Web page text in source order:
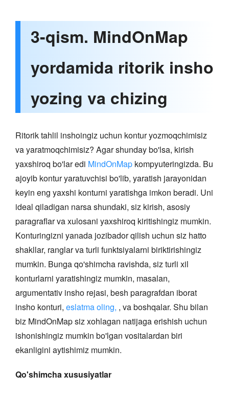
3-qism. MindOnMap
yordamida ritorik insho
yozing va chizing
Ritorik tahlil inshoingiz uchun kontur yozmoqchimisiz
va yaratmoqchimisiz? Agar shunday bo'lsa, kirish
yaxshiroq bo'lar edi MindOnMap kompyuteringizda. Bu
ajoyib kontur yaratuvchisi bo'lib, yaratish jarayonidan
keyin eng yaxshi konturni yaratishga imkon beradi. Uni
ideal qiladigan narsa shundaki, siz kirish, asosiy
paragraflar va xulosani yaxshiroq kiritishingiz mumkin.
Konturingizni yanada jozibador qilish uchun siz hatto
shakllar, ranglar va turli funktsiyalarni biriktirishingiz
mumkin. Bunga qo'shimcha ravishda, siz turli xil
konturlarni yaratishingiz mumkin, masalan,
argumentativ insho rejasi, besh paragrafdan iborat
insho konturi, eslatma oling, , va boshqalar. Shu bilan
biz MindOnMap siz xohlagan natijaga erishish uchun
ishonishingiz mumkin bo'lgan vositalardan biri
ekanligini aytishimiz mumkin.
Qo'shimcha xususiyatlar